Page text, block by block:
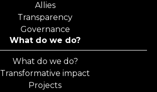
Allies
Transparency
Governance
What do we do?
What do we do?
Transformative impact
Projects